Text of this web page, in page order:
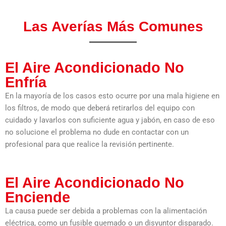
Las Averías Más Comunes
El Aire Acondicionado No
Enfría
En la mayoría de los casos esto ocurre por una mala higiene en
los filtros, de modo que deberá retirarlos del equipo con
cuidado y lavarlos con suficiente agua y jabón, en caso de eso
no solucione el problema no dude en contactar con un
profesional para que realice la revisión pertinente.
El Aire Acondicionado No
Enciende
La causa puede ser debida a problemas con la alimentación
eléctrica, como un fusible quemado o un disyuntor disparado.